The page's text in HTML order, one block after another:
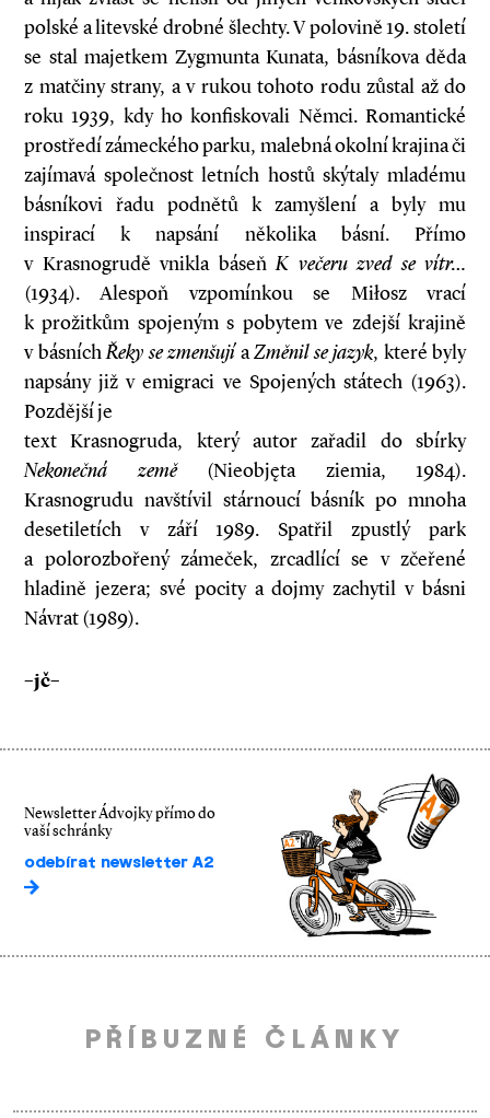
polské a litevské drobné šlechty. V polovině 19. století
se stal majetkem Zygmunta Kunata, básníkova děda
z matčiny strany, a v rukou tohoto rodu zůstal až do
roku 1939, kdy ho konfiskovali Němci. Romantické
prostředí zámeckého parku, malebná okolní krajina či
zajímavá společnost letních hostů skýtaly mladému
básníkovi řadu podnětů k zamyšlení a byly mu
inspirací k napsání několika básní. Přímo
v Krasnogrudě vnikla báseňK večeru zved se vítr…
(1934). Alespoň vzpomínkou se Miłosz vrací
k prožitkům spojeným s pobytem ve zdejší krajině
v básníchŘeky se zmenšujíaZměnil se jazyk, které byly
napsány již v emigraci ve Spojených státech (1963).
Pozdější je
text Krasnogruda, který autor zařadil do sbírky
Nekonečná země(Nieobjęta ziemia, 1984).
Krasnogrudu navštívil stárnoucí básník po mnoha
desetiletích v září 1989. Spatřil zpustlý park
a polorozbořený zámeček, zrcadlící se v zčeřené
hladině jezera; své pocity a dojmy zachytil v básni
Návrat (1989).
–jč–
Newsletter Ádvojky přímo do
vaší schránky
odebírat newsletter A2
PŘÍBUZNÉ ČLÁNKY